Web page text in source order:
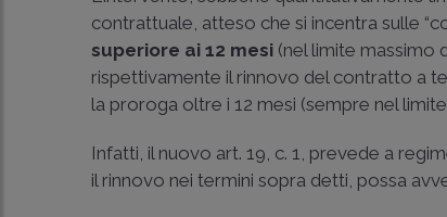
contrattuale, atteso che si incentra sulle
superiore ai 12 mesi (nel limite massimo
rispettivamente il rinnovo del contratto a
la proroga oltre i 12 mesi (sempre nel
Infatti, il nuovo art. 19, c. 1, prevede a
il rinnovo nei termini sopra detti, possa